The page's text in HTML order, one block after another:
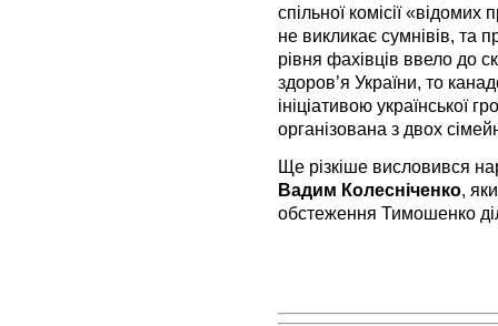
спільної комісії
не викликає сумнівів, та
рівня фахівців ввело до
здоров’я України, то
ініціативою української
організована з двох
Ще різкіше висловився
Вадим Колесніченко,
обстеження Тимошенко